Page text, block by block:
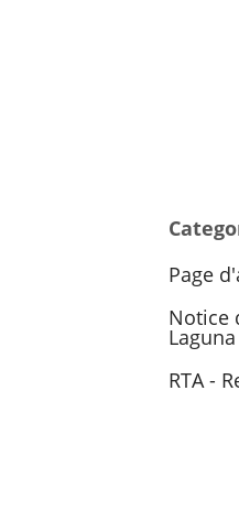
Page
Notice
RTA -